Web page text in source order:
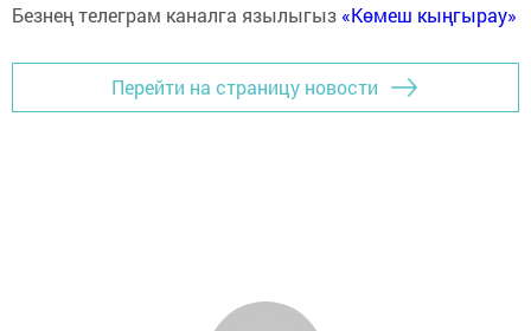
Безнең телеграм каналга язылыгыз «Көмеш кыңгырау»
Перейти на страницу новости